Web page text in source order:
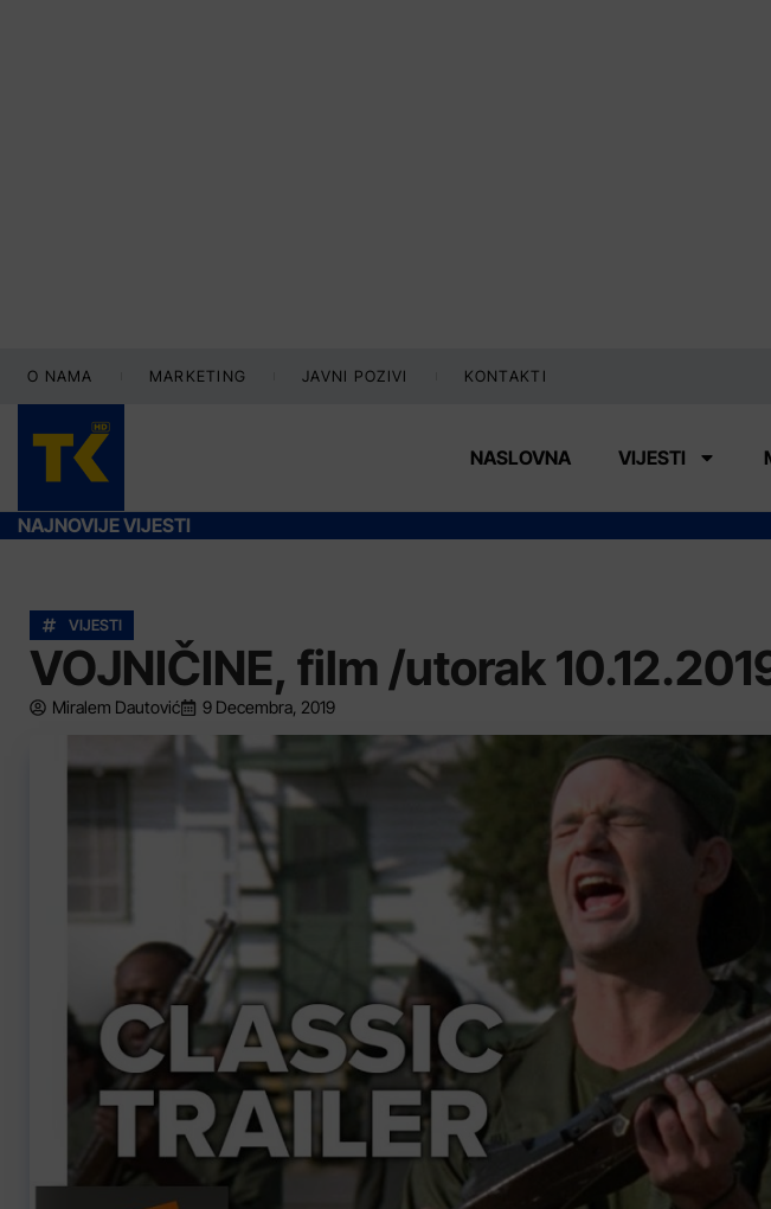
O NAMA MARKETING JAVNI POZIVI KONTAKTI
NASLOVNA VIJESTI
NAJNOVIJE VIJESTI
VIJESTI
VOJNIČINE, film /utorak
Miralem Dautović 9 Decembra, 2019